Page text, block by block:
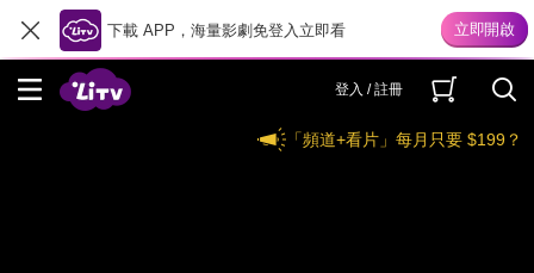
下載 APP，海量影劇免登入立即看
登入 / 註冊
「頻道+看片」每月只要 $199？